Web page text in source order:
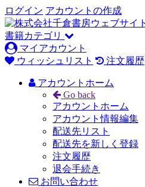
ログイン アカウントの作成
書籍カテゴリ
マイアカウント
ウィッシュリスト
注文履歴
アカウントホーム
Go back
アカウントホーム
アカウント情報編集
配送先リスト
配送先を新しく登録
注文履歴
退会手続き
お問い合わせ